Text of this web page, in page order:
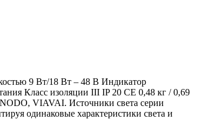
9 Вт/18 Вт – 48 В Индикатор
Класс изоляции III IP 20 CE 0,48 кг / 0,69
VIAVAI. Источники света серии
одинаковые характеристики света и